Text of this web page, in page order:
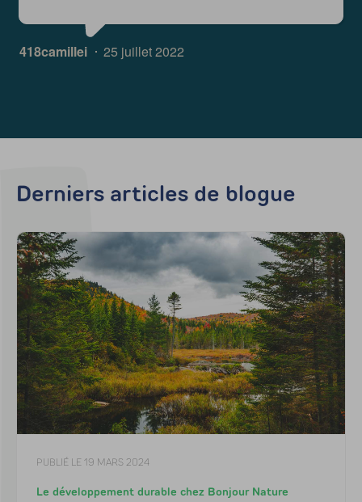
418camillei 25 juillet 2022
Derniers articles de blogue
PUBLIÉ LE 19 MARS 2024
Le développement durable chez Bonjour Nature